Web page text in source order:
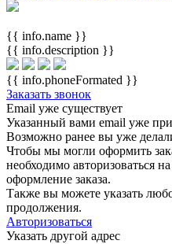
{{ info.name }}
{{ info.description }}
{{ info.phoneFormated }}
Заказать звонок
Email уже существует
Указанный вами email уже
Возможно ранее вы уже
Чтобы мы могли оформить
необходимо авторизоваться
оформление заказа.
Также вы можете указать
продолжения.
Авторизоваться
Указать другой адрес